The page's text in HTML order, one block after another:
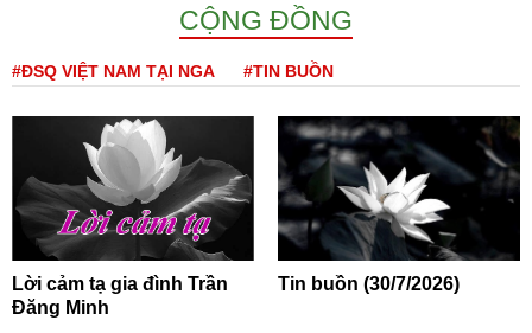
CỘNG ĐỒNG
#ĐSQ VIỆT NAM TẠI NGA #TIN BUỒN
Lời cảm tạ gia đình Trần
Đăng Minh
Tin buồn (30/7/2026)